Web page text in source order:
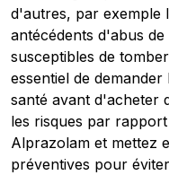
d'autres, par exemple
antécédents d'abus
susceptibles de
essentiel de
santé avant d'acheter
les risques par
Alprazolam et mettez
préventives pour